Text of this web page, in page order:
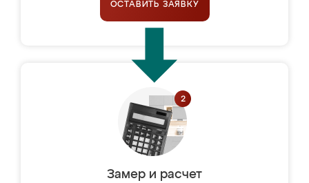
ОСТАВИТЬ ЗАЯВКУ
Замер и расчет